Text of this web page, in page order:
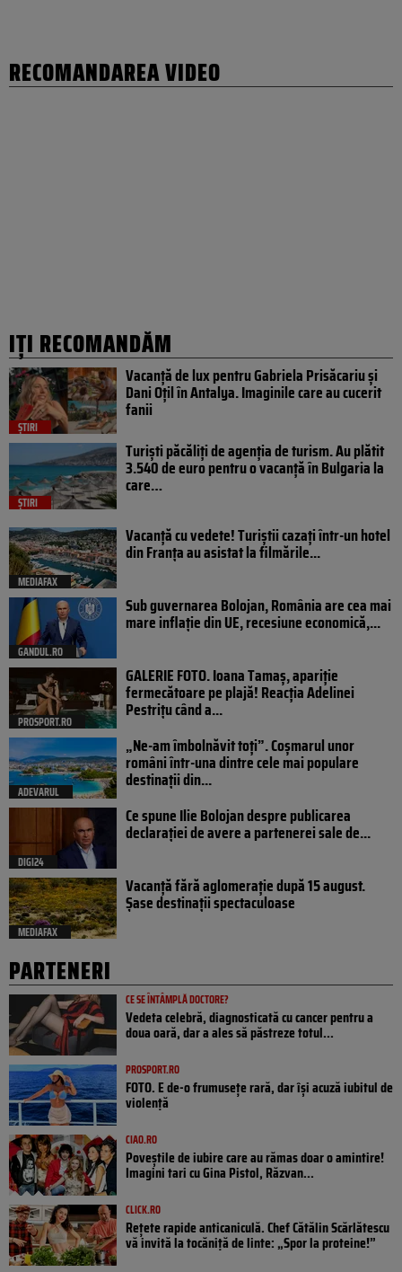
RECOMANDAREA VIDEO
IȚI RECOMANDĂM
ȘTIRI
Vacanță de lux pentru Gabriela Prisăcariu și
Dani Oțil în Antalya. Imaginile care au cucerit
fanii
ȘTIRI
Turiști păcăliți de agenția de turism. Au plătit
3.540 de euro pentru o vacanță în Bulgaria la
care…
MEDIAFAX
Vacanță cu vedete! Turiștii cazați într-un hotel
din Franța au asistat la filmările...
GANDUL.RO
Sub guvernarea Bolojan, România are cea mai
mare inflație din UE, recesiune economică,...
PROSPORT.RO
GALERIE FOTO. Ioana Tamaş, apariție
fermecătoare pe plajă! Reacția Adelinei
Pestrițu când a...
ADEVARUL
„Ne-am îmbolnăvit toți”. Coșmarul unor
români într-una dintre cele mai populare
destinații din...
DIGI24
Ce spune Ilie Bolojan despre publicarea
declarației de avere a partenerei sale de...
MEDIAFAX
Vacanță fără aglomerație după 15 august.
Șase destinații spectaculoase
PARTENERI
CE SE ÎNTÂMPLĂ DOCTORE?
Vedeta celebră, diagnosticată cu cancer pentru a
doua oară, dar a ales să păstreze totul...
PROSPORT.RO
FOTO. E de-o frumusețe rară, dar își acuză iubitul de
violență
CIAO.RO
Poveştile de iubire care au rămas doar o amintire!
Imagini tari cu Gina Pistol, Răzvan...
CLICK.RO
Rețete rapide anticaniculă. Chef Cătălin Scărlătescu
vă invită la tocăniță de linte: „Spor la proteine!”